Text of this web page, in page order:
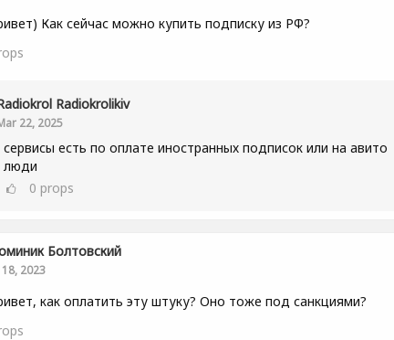
Как сейчас можно купить подписку из РФ?
Radiokrolikiv
22, 2025
сервисы есть по оплате иностранных подписок или на авито
люди
0 props
Болтовский
18, 2023
как оплатить эту штуку? Оно тоже под санкциями?